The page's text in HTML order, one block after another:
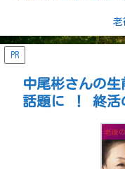
老
PR
中尾彬さんの
話題に ！ 終活
老後